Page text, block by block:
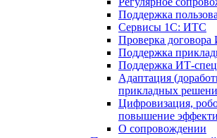
Поддержка
Сервисы 1С: ИТС
Проверка
Поддержка
Поддержка ИТ-
Адаптация
прикладных
Цифровизация,
повышение
О сопровождении